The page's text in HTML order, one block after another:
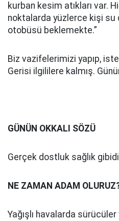
kurban kesim atıkları var.
noktalarda yüzlerce kişi
otobüsü beklemekte.”
Biz vazifelerimizi yapıp,
Gerisi ilgililere kalmış.
GÜNÜN OKKALI SÖZÜ
Gerçek dostluk sağlık
NE ZAMAN ADAM
Yağışlı havalarda